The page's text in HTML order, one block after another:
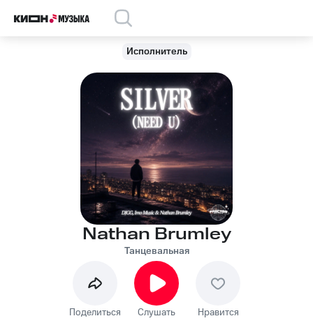
Исполнитель
Nathan Brumley
Танцевальная
Поделиться Слушать Нравится